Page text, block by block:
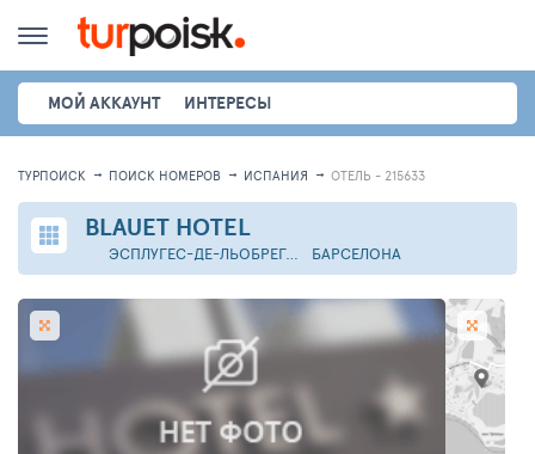
МОЙ АККАУНТ ИНТЕРЕСЫ
ТУРПОИСК ПОИСК НОМЕРОВ ИСПАНИЯ ОТЕЛЬ - 215633
BLAUET HOTEL
ЭСПЛУГЕС-ДЕ-ЛЬОБРЕГАТ БАРСЕЛОНА